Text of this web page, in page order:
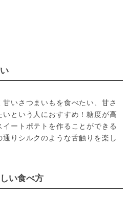
いさつまいもを食べたい、甘さ
という人におすすめ！糖度が高
ートポテトを作ることができる
りシルクのような舌触りを楽し
い食べ方